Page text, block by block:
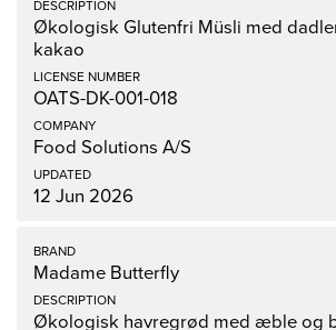
Økologisk Glutenfri Müsli med
kakao
OATS-DK-001-018
Food Solutions A/S
12 Jun 2026
Madame Butterfly
Økologisk havregrød med æble og